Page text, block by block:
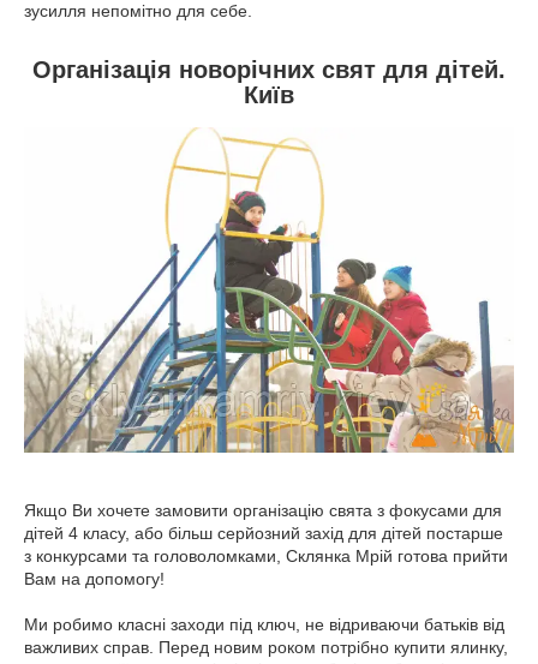
зусилля непомітно для себе.
Організація новорічних свят для дітей.
Київ
Якщо Ви хочете замовити організацію свята з фокусами для
дітей 4 класу, або більш серйозний захід для дітей постарше
з конкурсами та головоломками, Склянка Мрій готова прийти
Вам на допомогу!
Ми робимо класні заходи під ключ, не відриваючи батьків від
важливих справ. Перед новим роком потрібно купити ялинку,